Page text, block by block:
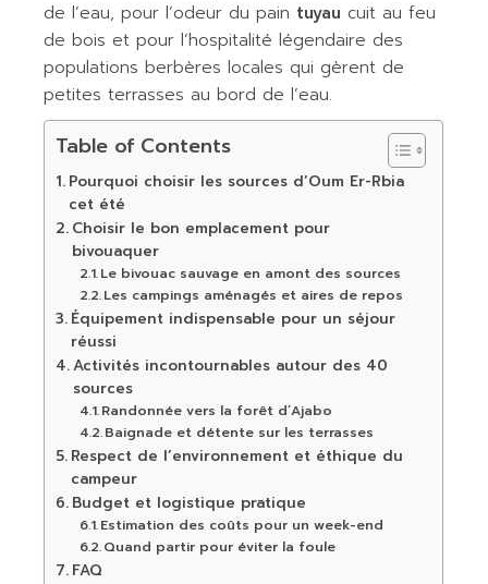
de l’eau, pour l’odeur du pain tuyau cuit au feu
de bois et pour l’hospitalité légendaire des
populations berbères locales qui gèrent de
petites terrasses au bord de l’eau.
Table of Contents
Pourquoi choisir les sources d’Oum Er-Rbia
cet été
Choisir le bon emplacement pour
bivouaquer
Le bivouac sauvage en amont des sources
Les campings aménagés et aires de repos
Équipement indispensable pour un séjour
réussi
Activités incontournables autour des 40
sources
Randonnée vers la forêt d’Ajabo
Baignade et détente sur les terrasses
Respect de l’environnement et éthique du
campeur
Budget et logistique pratique
Estimation des coûts pour un week-end
Quand partir pour éviter la foule
FAQ